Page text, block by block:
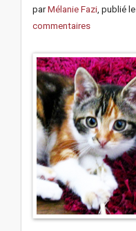
parMélanie Fazi, publié le
commentaires